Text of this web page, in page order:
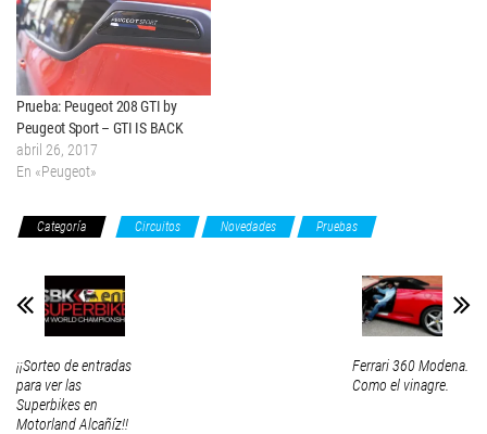
Prueba: Peugeot 208 GTI by
Peugeot Sport – GTI IS BACK
abril 26, 2017
En «Peugeot»
Categoría Circuitos Novedades Pruebas
¡¡Sorteo de entradas
para ver las
Superbikes en
Motorland Alcañíz!!
Ferrari 360 Modena.
Como el vinagre.